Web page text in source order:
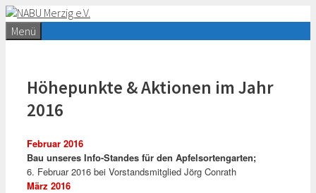
Zum
Inhalt
springen
Menü
Höhepunkte & Aktionen im Jahr
2016
Februar 2016
Bau unseres Info-Standes für den Apfelsortengarten;
6. Februar 2016 bei Vorstandsmitglied Jörg Conrath
März 2016